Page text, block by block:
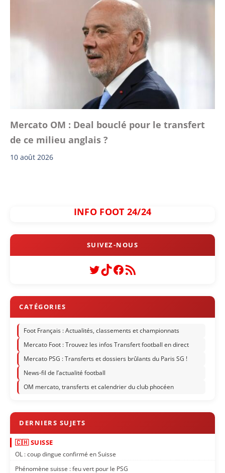
Mercato OM : Deal bouclé pour le transfert
de ce milieu anglais ?
10 août 2026
INFO FOOT 24/24
Twitter
TikTok
Facebook
Flux RSS
Foot Français : Actualités, classements et championnats
Mercato Foot : Trouvez les infos Transfert football en direct
Mercato PSG : Transferts et dossiers brûlants du Paris SG !
News-fil de l’actualité football
OM mercato, transferts et calendrier du club phocéen
🇨🇭 SUISSE
OL : coup dingue confirmé en Suisse
Phénomène suisse : feu vert pour le PSG